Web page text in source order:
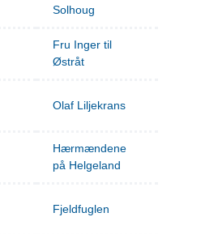
Solhoug
Fru Inger til
Østråt
Olaf Liljekrans
Hærmændene
på Helgeland
Fjeldfuglen